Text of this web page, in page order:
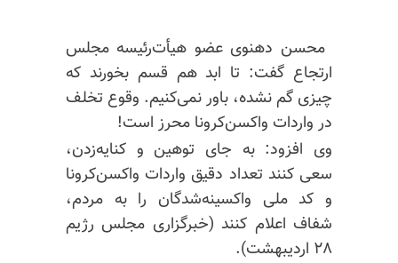
‏ محسن دهنوی عضو هیأت‌رئیسه مجلس
ارتجاع گفت: تا ابد هم قسم بخورند که
چیزی گم نشده، باور نمی‌کنیم. وقوع تخلف
در واردات ‎واکسن‌کرونا محرز است!
وی افزود: به جای توهین و کنایه‌زدن،
سعی کنند تعداد دقیق واردات ‎واکسن‌کرونا
و کد ملی واکسینه‌شدگان را به مردم،
شفاف اعلام کنند (خبرگزاری مجلس رژیم
۲۸ اردیبهشت).